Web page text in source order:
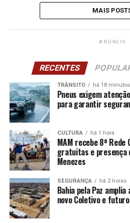
MAIS
ANÚNCIO
RECENTES
TRÂNSITO há 18 minutos
Pneus exigem
para garantir
CULTURA há 1 hora
MAM recebe 8º
gratuitas e
Menezes
SEGURANÇA há 2 horas
Bahia pela Paz
novo Coletivo e